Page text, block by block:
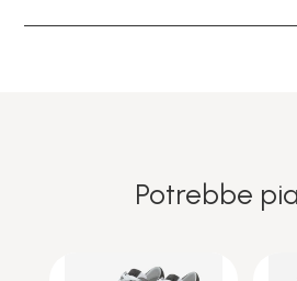
Potrebbe